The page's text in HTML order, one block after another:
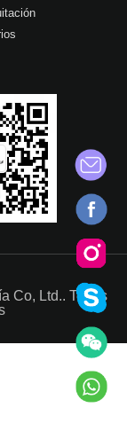
Co, Ltd.. Todos